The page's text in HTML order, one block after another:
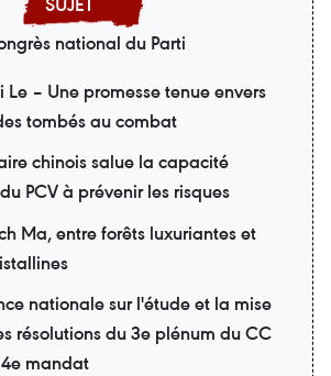
national du Parti
Le – Une promesse tenue envers
tombés au combat
chinois salue la capacité
PCV à prévenir les risques
Ma, entre forêts luxuriantes et
nationale sur l'étude et la mise
résolutions du 3e plénum du CC
mandat